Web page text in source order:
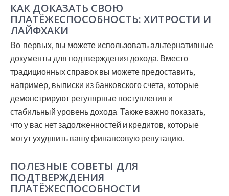
КАК ДОКАЗАТЬ СВОЮ
ПЛАТЁЖЕСПОСОБНОСТЬ: ХИТРОСТИ И
ЛАЙФХАКИ
Во-первых, вы можете использовать альтернативные
документы для подтверждения дохода. Вместо
традиционных справок вы можете предоставить,
например, выписки из банковского счета, которые
демонстрируют регулярные поступления и
стабильный уровень дохода. Также важно показать,
что у вас нет задолженностей и кредитов, которые
могут ухудшить вашу финансовую репутацию.
ПОЛЕЗНЫЕ СОВЕТЫ ДЛЯ
ПОДТВЕРЖДЕНИЯ
ПЛАТЁЖЕСПОСОБНОСТИ